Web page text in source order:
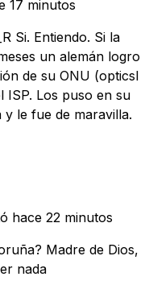
17 minutos
Si. Entiendo. Si la
un alemán logro
de su ONU (opticsl
ISP. Los puso en su
le fue de maravilla.
hace 22 minutos
Madre de Dios,
nada